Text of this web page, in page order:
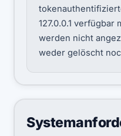
127.0.0.1 verfügbar
werden nicht
weder gelöscht